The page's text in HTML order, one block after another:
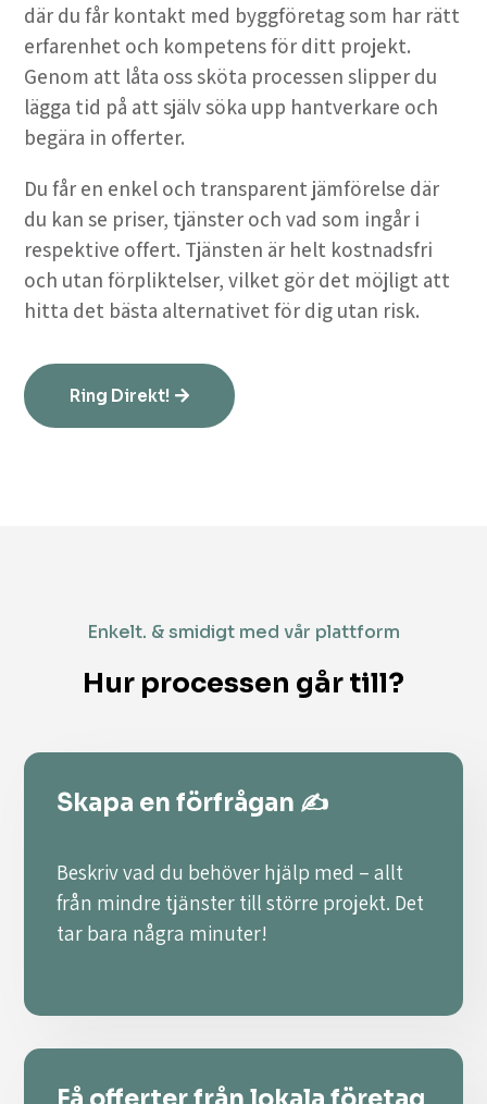
där du får kontakt med byggföretag som har rätt
erfarenhet och kompetens för ditt projekt.
Genom att låta oss sköta processen slipper du
lägga tid på att själv söka upp hantverkare och
begära in offerter.
Du får en enkel och transparent jämförelse där
du kan se priser, tjänster och vad som ingår i
respektive offert. Tjänsten är helt kostnadsfri
och utan förpliktelser, vilket gör det möjligt att
hitta det bästa alternativet för dig utan risk.
Ring Direkt!
Enkelt. & smidigt med vår plattform
Hur processen går till?
Skapa en förfrågan ✍️
Beskriv vad du behöver hjälp med – allt
från mindre tjänster till större projekt. Det
tar bara några minuter!